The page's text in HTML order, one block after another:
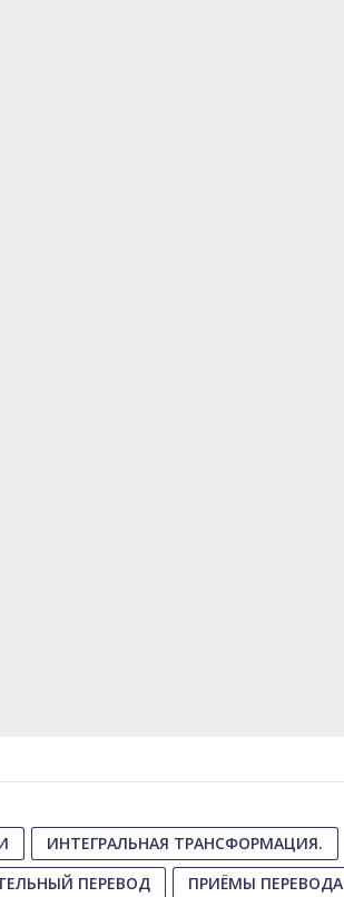
ИНТЕГРАЛЬНАЯ ТРАНСФОРМАЦИЯ.
ПЕРЕВОД
ПРИЁМЫ ПЕРЕВОДА